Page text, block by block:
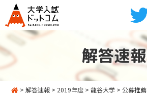
解答速報
>解答速報 > 2019年度 >龍谷大学 >公募推薦